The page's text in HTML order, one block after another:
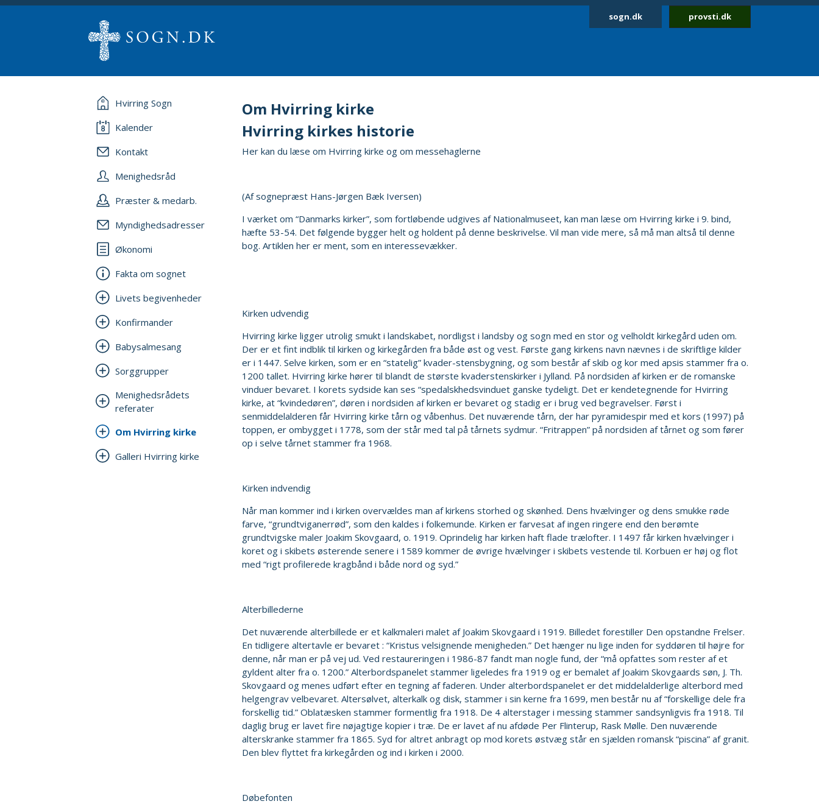
sogn.dk provsti.dk
Hvirring Sogn
Kalender
Kontakt
Menighedsråd
Præster & medarb.
Myndighedsadresser
Økonomi
Fakta om sognet
Livets begivenheder
Konfirmander
Babysalmesang
Sorggrupper
Menighedsrådets
referater
Om Hvirring kirke
Galleri Hvirring kirke
Om Hvirring kirke
Hvirring kirkes historie
Her kan du læse om Hvirring kirke og om messehaglerne
(Af sognepræst Hans-Jørgen Bæk Iversen)
I værket om “Danmarks kirker”, som fortløbende udgives af Nationalmuseet, kan man læse om Hvirring kirke i 9. bind,
hæfte 53-54. Det følgende bygger helt og holdent på denne beskrivelse. Vil man vide mere, så må man altså til denne
bog. Artiklen her er ment, som en interessevækker.
Kirken udvendig
Hvirring kirke ligger utrolig smukt i landskabet, nordligst i landsby og sogn med en stor og velholdt kirkegård uden om.
Der er et fint indblik til kirken og kirkegården fra både øst og vest. Første gang kirkens navn nævnes i de skriftlige kilder
er i 1447. Selve kirken, som er en “statelig” kvader-stensbygning, og som består af skib og kor med apsis stammer fra o.
1200 tallet. Hvirring kirke hører til blandt de største kvaderstenskirker i Jylland. På nordsiden af kirken er de romanske
vinduer bevaret. I korets sydside kan ses “spedalskhedsvinduet ganske tydeligt. Det er kendetegnende for Hvirring
kirke, at “kvindedøren”, døren i nordsiden af kirken er bevaret og stadig er i brug ved begravelser. Først i
senmiddelalderen får Hvirring kirke tårn og våbenhus. Det nuværende tårn, der har pyramidespir med et kors (1997) på
toppen, er ombygget i 1778, som der står med tal på tårnets sydmur. “Fritrappen” på nordsiden af tårnet og som fører
op i selve tårnet stammer fra 1968.
Kirken indvendig
Når man kommer ind i kirken overvældes man af kirkens storhed og skønhed. Dens hvælvinger og dens smukke røde
farve, “grundtviganerrød”, som den kaldes i folkemunde. Kirken er farvesat af ingen ringere end den berømte
grundtvigske maler Joakim Skovgaard, o. 1919. Oprindelig har kirken haft flade trælofter. I 1497 får kirken hvælvinger i
koret og i skibets østerende senere i 1589 kommer de øvrige hvælvinger i skibets vestende til. Korbuen er høj og flot
med “rigt profilerede kragbånd i både nord og syd.”
Alterbillederne
Det nuværende alterbillede er et kalkmaleri malet af Joakim Skovgaard i 1919. Billedet forestiller Den opstandne Frelser.
En tidligere altertavle er bevaret : “Kristus velsignende menigheden.” Det hænger nu lige inden for syddøren til højre for
denne, når man er på vej ud. Ved restaureringen i 1986-87 fandt man nogle fund, der “må opfattes som rester af et
gyldent alter fra o. 1200.” Alterbordspanelet stammer ligeledes fra 1919 og er bemalet af Joakim Skovgaards søn, J. Th.
Skovgaard og menes udført efter en tegning af faderen. Under alterbordspanelet er det middelalderlige alterbord med
helgengrav velbevaret. Altersølvet, alterkalk og disk, stammer i sin kerne fra 1699, men består nu af “forskellige dele fra
forskellig tid.” Oblatæsken stammer formentlig fra 1918. De 4 alterstager i messing stammer sandsynligvis fra 1918. Til
daglig brug er lavet fire nøjagtige kopier i træ. De er lavet af nu afdøde Per Flinterup, Rask Mølle. Den nuværende
alterskranke stammer fra 1865. Syd for altret anbragt op mod korets østvæg står en sjælden romansk “piscina” af granit.
Den blev flyttet fra kirkegården og ind i kirken i 2000.
Døbefonten